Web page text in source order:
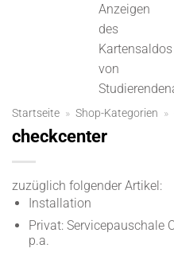
Anzeigen
des
Kartensaldos
von
Startseite » Shop-Kategorien »
checkcenter
zuzüglich folgender Artikel:
Installation
Privat: Servicepauschale
p.a.